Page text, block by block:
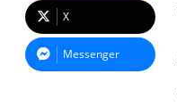
m
X
Messenger